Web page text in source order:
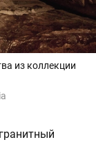
из коллекции